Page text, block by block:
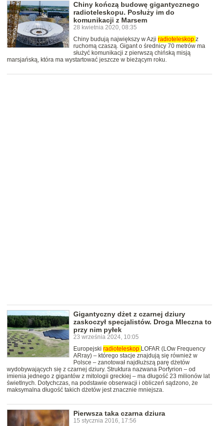
Chiny kończą budowę gigantycznego
radioteleskopu. Posłuży im do
komunikacji z Marsem
28 kwietnia 2020, 08:35
Chiny budują największy w Azji radioteleskop z
ruchomą czaszą. Gigant o średnicy 70 metrów ma
służyć komunikacji z pierwszą chińską misją
marsjańską, która ma wystartować jeszcze w bieżącym roku.
Gigantyczny dżet z czarnej dziury
zaskoczył specjalistów. Droga Mleczna to
przy nim pyłek
23 września 2024, 10:05
Europejski radioteleskop LOFAR (LOw Frequency
ARray) – którego stacje znajdują się również w
Polsce – zanotował najdłuższą parę dżetów
wydobywających się z czarnej dziury. Struktura nazwana Porfyrion – od
imienia jednego z gigantów z mitologii greckiej – ma długość 23 milionów lat
świetlnych. Dotychczas, na podstawie obserwacji i obliczeń sądzono, że
maksymalna długość takich dżetów jest znacznie mniejsza.
Pierwsza taka czarna dziura
15 stycznia 2016, 17:56